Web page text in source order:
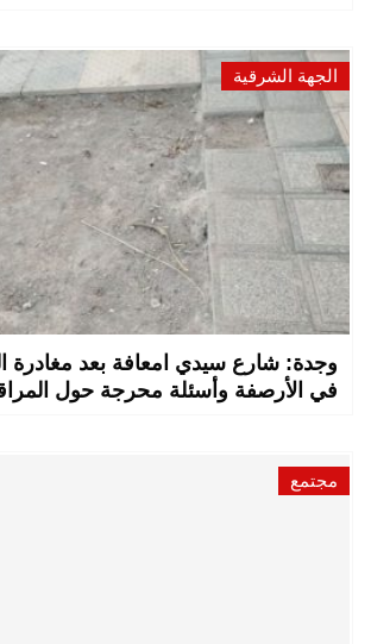
الجهة الشرقية
وجدة: شارع سيدي امعافة بعد مغادرة
في الأرصفة وأسئلة محرجة حول
مجتمع